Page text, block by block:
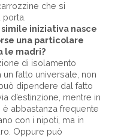
che si
simile iniziativa nasce
una particolare
le madri?
di isolamento
fatto universale, non
dipendere dal fatto
d’estinzione, mentre in
è abbastanza frequente
con i nipoti, ma in
Oppure può